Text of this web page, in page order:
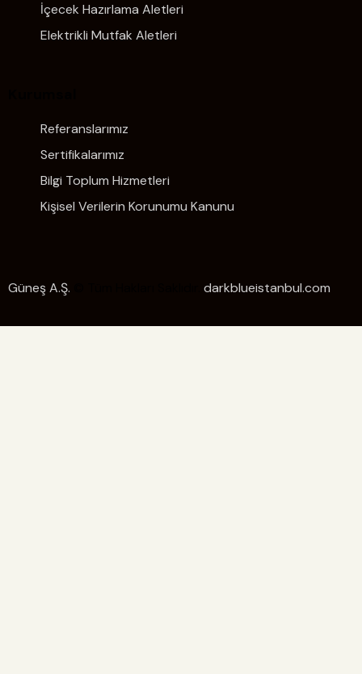
İçecek Hazırlama Aletleri
Elektrikli Mutfak Aletleri
Referanslarımız
Sertifikalarımız
Bilgi Toplum Hizmetleri
Kişisel Verilerin Korunumu Kanunu
Güneş A.Ş. darkblueistanbul.com